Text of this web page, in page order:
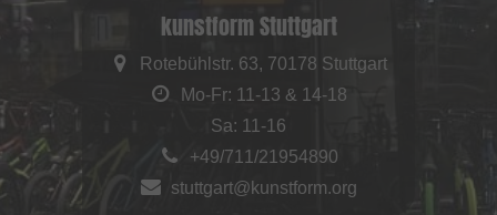
kunstform Stuttgart
Rotebühlstr. 63, 70178 Stuttgart
Mo-Fr: 11-13 & 14-18
Sa: 11-16
+49/711/21954890
stuttgart@kunstform.org